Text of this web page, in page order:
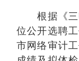
根据《三
位公开选聘
市网络审计